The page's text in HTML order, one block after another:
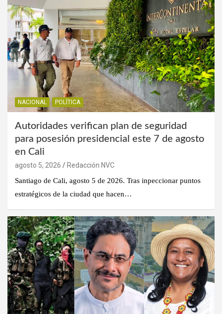
NACIONAL POLÍTICA
Autoridades verifican plan de seguridad
para posesión presidencial este 7 de agosto
en Cali
agosto 5, 2026
Redacción NVC
Santiago de Cali, agosto 5 de 2026. Tras inpeccionar puntos
estratégicos de la ciudad que hacen…